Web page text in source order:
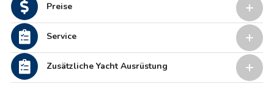
Preise
Service
Zusätzliche Yacht Ausrüstung